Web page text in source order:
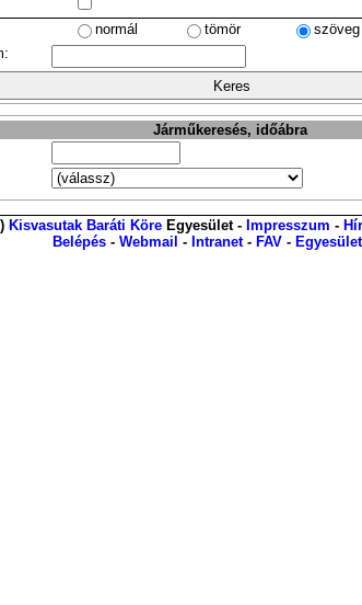
normál tömör
szöveg
Járműkeresés, időábra
Kisvasutak Baráti Köre Egyesület - Impresszum -
Belépés - Webmail - Intranet- FAV -